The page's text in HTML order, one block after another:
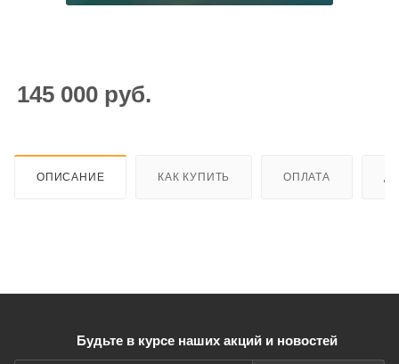
145 000 руб.
ОПИСАНИЕ КАК КУПИТЬ ОПЛАТА
Будьте в курсе наших акций и новостей